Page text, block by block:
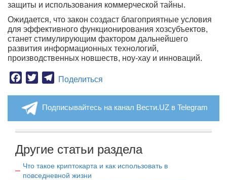
защиты и использования коммерческой тайны.
Ожидается, что закон создаст благоприятные условия
для эффективного функционирования хозсубъектов,
станет стимулирующим фактором дальнейшего
развития информационных технологий,
производственных новшеств, ноу-хау и инноваций.
Facebook
TwitterTelegram
Поделиться
Подписывайтесь на канал Вести.UZ в Telegram
Другие статьи раздела
Что такое криптокарта и как использовать в
повседневной жизни